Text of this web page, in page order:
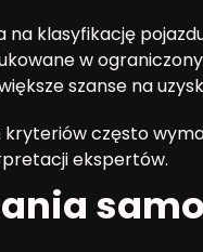
na klasyfikację
w
szanse na
często
ekspertów.